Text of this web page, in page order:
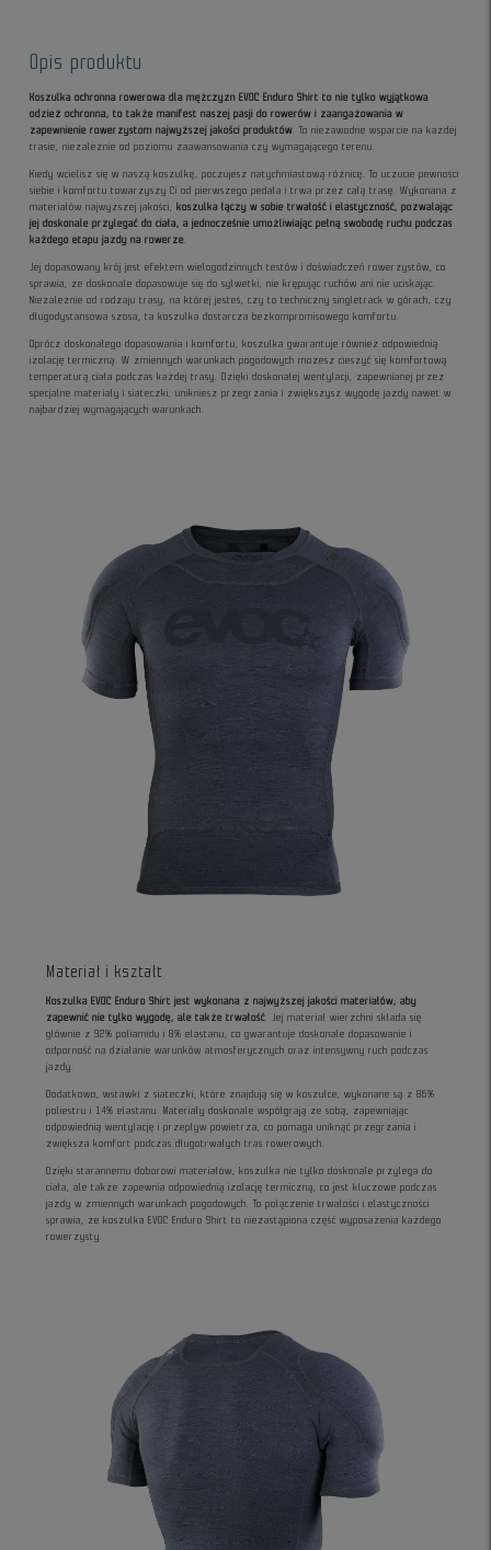
Opis produktu
Koszulka ochronna rowerowa dla mężczyzn EVOC Enduro Shirt to nie tylko wyjątkowa
odzież ochronna, to także manifest naszej pasji do rowerów i zaangażowania w
zapewnienie rowerzystom najwyższej jakości produktów . To niezawodne wsparcie na każdej
trasie, niezależnie od poziomu zaawansowania czy wymagającego terenu.
Kiedy wcielisz się w naszą koszulkę, poczujesz natychmiastową różnicę. To uczucie pewności
siebie i komfortu towarzyszy Ci od pierwszego pedała i trwa przez całą trasę. Wykonana z
materiałów najwyższej jakości, koszulka łączy w sobie trwałość i elastyczność, pozwalając
jej doskonale przylegać do ciała, a jednocześnie umożliwiając pełną swobodę ruchu podczas
każdego etapu jazdy na rowerze
Jej dopasowany krój jest efektem wielogodzinnych testów i doświadczeń rowerzystów, co
sprawia, że doskonale dopasowuje się do sylwetki, nie krępując ruchów ani nie uciskając.
Niezależnie od rodzaju trasy, na której jesteś, czy to techniczny singletrack w górach, czy
długodystansowa szosa, ta koszulka dostarcza bezkompromisowego komfortu.
Oprócz doskonałego dopasowania i komfortu, koszulka gwarantuje również odpowiednią
izolację termiczną. W zmiennych warunkach pogodowych możesz cieszyć się komfortową
temperaturą ciała podczas każdej trasy. Dzięki doskonałej wentylacji, zapewnianej przez
specjalne materiały i siateczki, unikniesz przegrzania i zwiększysz wygodę jazdy nawet w
najbardziej wymagających warunkach.
Materiał i kształt
Koszulka EVOC Enduro Shirt jest wykonana z najwyższej jakości materiałów, aby
zapewnić nie tylko wygodę, ale także trwałość . Jej materiał wierzchni składa się
głównie z 92% poliamidu i 8% elastanu, co gwarantuje doskonałe dopasowanie i
odporność na działanie warunków atmosferycznych oraz intensywny ruch podczas
jazdy.
Dodatkowo, wstawki z siateczki, które znajdują się w koszulce, wykonane są z 86%
poliestru i 14% elastanu.Materiały doskonale współgrają ze sobą, zapewniając
odpowiednią wentylację i przepływ powietrza, co pomaga uniknąć przegrzania i
zwiększa komfort podczas długotrwałych tras rowerowych.
Dzięki starannemu doborowi materiałów, koszulka nie tylko doskonale przylega do
ciała, ale także zapewnia odpowiednią izolację termiczną, co jest kluczowe podczas
jazdy w zmiennych warunkach pogodowych. To połączenie trwałości i elastyczności
sprawia, że koszulka EVOC Enduro Shirt to niezastąpiona część wyposażenia każdego
rowerzysty.